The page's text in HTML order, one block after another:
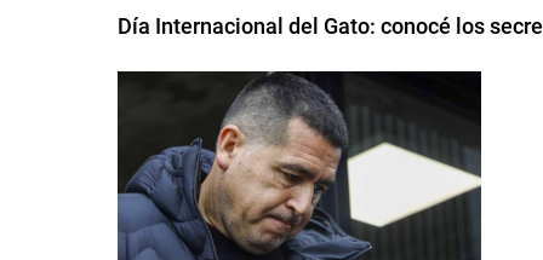
Día Internacional del Gato: conocé los